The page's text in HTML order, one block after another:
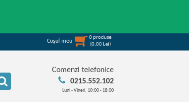
Coşul meu
0produse
(0,00 Lei)
Comenzi telefonice
0215.552.102
Luni - Vineri, 10:00 - 18:00